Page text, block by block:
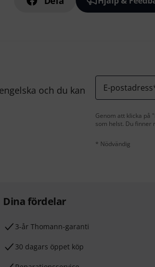
och du kan
E-postadress
Genom att klicka på
som helst. Du finner
* Nödvändig
Dina fördelar
3-år Thomann-garanti
30 dagars öppet köp